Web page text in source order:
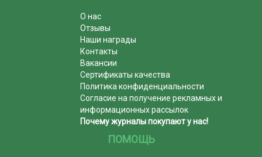
О нас
Отзывы
Наши награды
Контакты
Вакансии
Сертификаты качества
Политика конфиденциальности
Согласие на получение рекламных и
информационных рассылок
Почему журналы покупают у нас!
ПОМОЩЬ